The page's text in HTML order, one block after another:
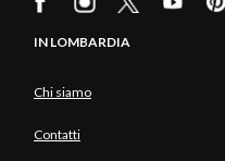
IN LOMBARDIA
Chi siamo
Contatti